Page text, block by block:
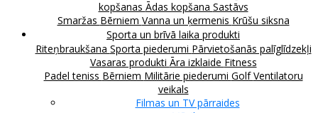
kopšanas Ādas kopšana Sastāvs
Smaržas Bērniem Vanna un ķermenis Krūšu siksna
Sporta un brīvā laika produkti
Riteņbraukšana Sporta piederumi Pārvietošanās palīglīdzekļi
Vasaras produkti Āra izklaide Fitness
Padel teniss Bērniem Militārie piederumi GolfVentilatoru
veikals
Filmas un TV pārraides